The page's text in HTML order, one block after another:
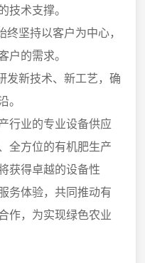
技术支撑。
坚持以客户为中心，
户的需求。
发新技术、新工艺，确
行业的专业设备供应
全方位的有机肥生产
获得卓越的设备性
务体验，共同推动有
作，为实现绿色农业